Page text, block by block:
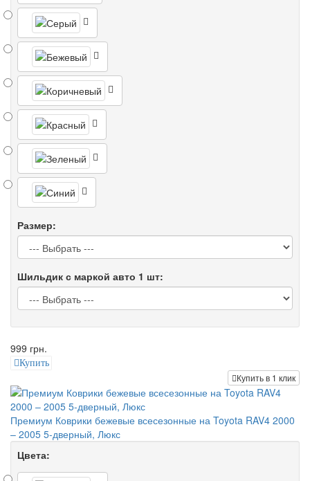
Размер:
Шильдик с маркой авто 1 шт:
999 грн.
Купить
Купить в 1 клик
Премиум Коврики бежевые всесезонные на Toyota RAV4 2000
– 2005 5-дверный, Люкс
Цвета: